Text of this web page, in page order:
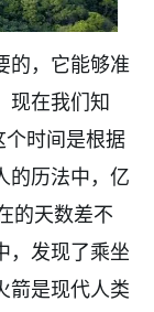
的，它能够准
现在我们知
时间是根据
的历法中，亿
的天数差不
，发现了乘坐
箭是现代人类